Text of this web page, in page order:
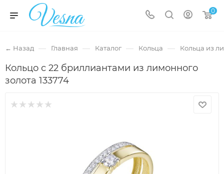
0
← Назад — Главная — Каталог — Кольца — Кольца из
Кольцо с 22 бриллиантами из лимонного
золота 133774